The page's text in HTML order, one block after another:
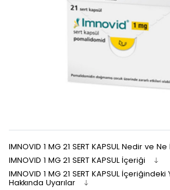
IMNOVID 1 MG 21 SERT KAPSUL Nedir ve
IMNOVID 1 MG 21 SERT KAPSUL İçeriği
IMNOVID 1 MG 21 SERT KAPSUL
Hakkında Uyarılar